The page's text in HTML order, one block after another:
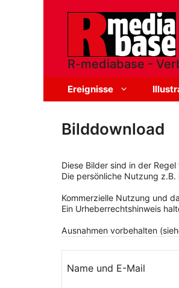
R-mediabase -
Ereignisse
Bilddownload
Diese Bilder sind in der
Die persönliche Nutzung
Kommerzielle Nutzung und
Ein Urheberrechtshinweis
Ausnahmen vorbehalten
Name und E-Mail